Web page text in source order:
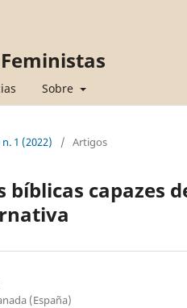
Sobre
n. 1 (2022) / Artigos
bíblicas capazes
(España)